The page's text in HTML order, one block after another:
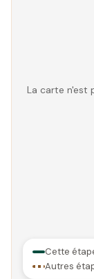
La carte n'est
Cette
Autres